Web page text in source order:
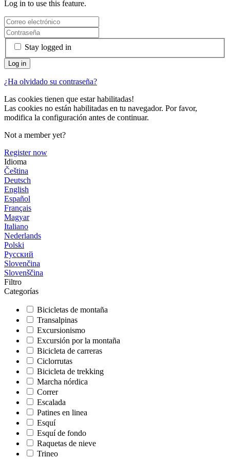
Log in to use this feature.
Stay logged in
¿Ha olvidado su contraseña?
Las cookies tienen que estar habilitadas!
Las cookies no están habilitadas en tu navegador. Por favor,
modifica la configuración antes de continuar.
Not a member yet?
Register now
Idioma
Čeština
Deutsch
English
Español
Français
Magyar
Italiano
Nederlands
Polski
Русский
Slovenčina
Slovenščina
Filtro
Categorías
Bicicletas de montaña
Transalpinas
Excursionismo
Excursión por la montaña
Bicicleta de carreras
Ciclorrutas
Bicicleta de trekking
Marcha nórdica
Correr
Escalada
Patines en linea
Esquí
Esquí de fondo
Raquetas de nieve
Trineo